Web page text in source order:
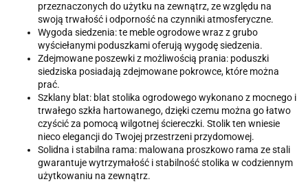
przeznaczonych do użytku na zewnątrz, ze względu na
swoją trwałość i odporność na czynniki atmosferyczne.
Wygoda siedzenia: te meble ogrodowe wraz z grubo
wyściełanymi poduszkami oferują wygodę siedzenia.
Zdejmowane poszewki z możliwością prania: poduszki
siedziska posiadają zdejmowane pokrowce, które można
prać.
Szklany blat: blat stolika ogrodowego wykonano z mocnego i
trwałego szkła hartowanego, dzięki czemu można go łatwo
czyścić za pomocą wilgotnej ściereczki. Stolik ten wniesie
nieco elegancji do Twojej przestrzeni przydomowej.
Solidna i stabilna rama: malowana proszkowo rama ze stali
gwarantuje wytrzymałość i stabilność stolika w codziennym
użytkowaniu na zewnątrz.